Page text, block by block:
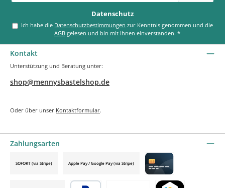
*
Datenschutz
Ich habe die Datenschutzbestimmungen
AGB gelesen und bin mit ihnen einverstanden.*
Kontakt
Unterstützung und Beratung unter:
shop@mennysbastelshop.de
Oder über unser Kontaktformular.
Zahlungsarten
SOFORT (via Stripe) Apple Pay / Google Pay (via Stripe)
Credit card by mollie